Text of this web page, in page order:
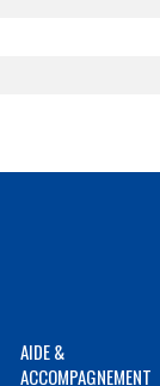
AIDE &
ACCOMPAGNEMENT